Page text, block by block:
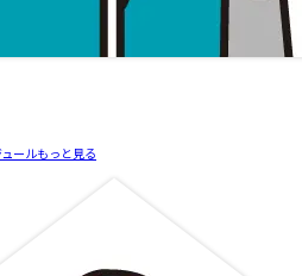
ールもっと見る